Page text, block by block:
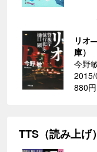
リオ
庫）
今野
880円
TTS（読み上げ